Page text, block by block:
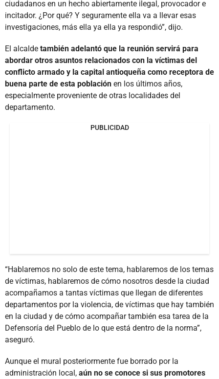
ciudadanos en un hecho abiertamente ilegal, provocador e
incitador. ¿Por qué? Y seguramente ella va a llevar esas
investigaciones, más ella ya ella ya respondió”, dijo.
El alcalde también adelantó que la reunión servirá para
abordar otros asuntos relacionados con la víctimas del
conflicto armado y la capital antioqueña como receptora de
buena parte de esta población en los últimos años,
especialmente proveniente de otras localidades del
departamento.
PUBLICIDAD
“Hablaremos no solo de este tema, hablaremos de los temas
de víctimas, hablaremos de cómo nosotros desde la ciudad
acompañamos a tantas víctimas que llegan de diferentes
departamentos por la violencia, de víctimas que hay también
en la ciudad y de cómo acompañar también esa tarea de la
Defensoría del Pueblo de lo que está dentro de la norma”,
aseguró.
Aunque el mural posteriormente fue borrado por la
administración local, aún no se conoce si sus promotores